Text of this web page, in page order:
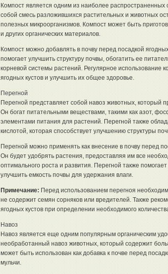
Компост является одним из наиболее распространенных
собой смесь разложившихся растительных и животных
полезных микроорганизмов. Компост может быть
и других органических материалов.
Компост можно добавлять в почву перед посадкой
помогает улучшить структуру почвы, обогатить ее
корневой системы растений. Регулярное использование
ягодных кустов и улучшить их общее здоровье.
Перегной
Перегной представляет собой навоз животных,
Он богат питательными веществами, такими как азот,
элементами питания для растений. Перегной также
кислотой, которая способствует улучшению структуры
Перегной можно применять как внесение в почву перед
Он будет удобрять растения, предоставляя им все
оптимального роста и развития. Перегной также
улучшить емкость почвы для удержания влаги.
Примечание: Перед использованием перегноя
не содержит семян сорняков или вредителей. Также
ягодных кустов при определении необходимого
Навоз
Навоз является еще одним популярным органическим
необработанный навоз животных, который содержит
может быть использован как добавка к почве перед
мульчи.